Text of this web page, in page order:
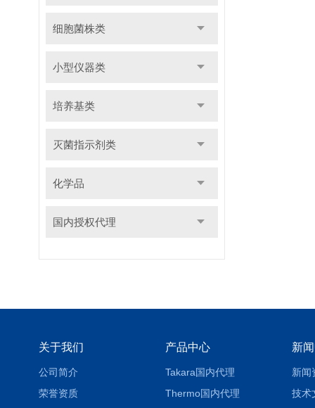
细胞菌株类
小型仪器类
培养基类
灭菌指示剂类
化学品
国内授权代理
关于我们
公司简介
荣誉资质
产品中心
Takara国内代理
Thermo国内代理
新
新闻
技术